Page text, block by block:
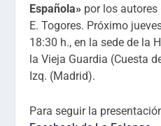
Española» por los
E. Togores. Próximo
18:30 h., en la sede de la
la Vieja Guardia (Cuesta
Izq. (Madrid).
Para seguir la